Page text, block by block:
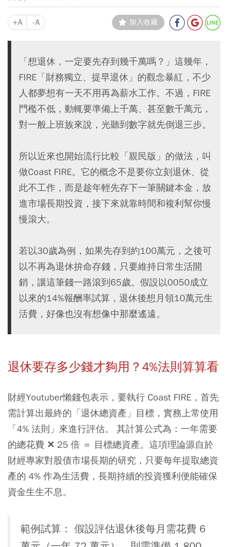
+A -A 加入收藏
「想退休，一定要先存到幾千萬嗎？」這幾年，
FIRE「財務獨立、提早退休」的觀念暴紅，不少
人都夢想有一天不用再為薪水工作。不過，FIRE
門檻不低，動輒要準備上千萬、甚至數千萬元，
對一般上班族來說，光聽到數字就先倒退三步。
所以近來也開始流行比較「親民版」的做法，叫
做Coast FIRE。它的概念不是要你立刻退休、從
此不工作，而是趁年輕先存下一筆關鍵本金，放
進市場長期投資，接下來就靠時間和複利幫你慢
慢滾大。
若以30歲為例，如果先存到約100萬元，之後可
以不再為退休拚命存錢，只要維持日常生活開
銷，讓這筆錢一路滾到65歲。假設以0050成立
以來的14%報酬率試算，退休後想月領10萬元生
活費，好像也沒有想像中那麼遙遠。
退休要存多少錢才夠用？4%法則算算看
財經Youtuber懶錢包表示，要執行 Coast FIRE，首先
需計算出最終的「退休總資產」目標，實務上常使用
「4% 法則」來進行評估。 其計算公式為：一年需要
的總花費 ✕ 25 倍 ＝ 目標總資產。這項理論源自於
財經專家對股債市場長期的研究，只要每年提取總資
產的 4% 作為生活費，長期持續的投資獲利便能確保
資金生生不息。
範例試算： 假設評估退休後每月需花費 6